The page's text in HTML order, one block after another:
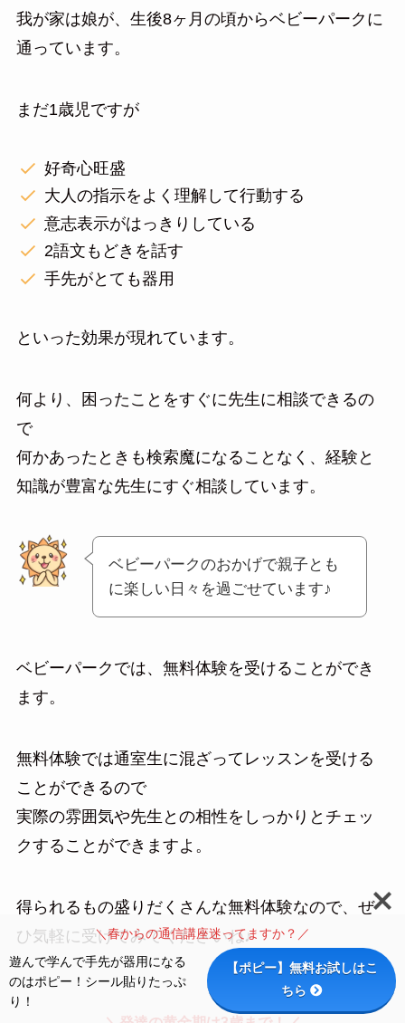
我が家は娘が、生後8ヶ月の頃からベビーパークに
通っています。
まだ1歳児ですが
好奇心旺盛
大人の指示をよく理解して行動する
意志表示がはっきりしている
2語文もどきを話す
手先がとても器用
といった効果が現れています。
何より、困ったことをすぐに先生に相談できるの
で
何かあったときも検索魔になることなく、経験と
知識が豊富な先生にすぐ相談しています。
ベビーパークのおかげで親子とも
に楽しい日々を過ごせています♪
ベビーパークでは、無料体験を受けることができ
ます。
無料体験では通室生に混ざってレッスンを受ける
ことができるので
実際の雰囲気や先生との相性をしっかりとチェッ
クすることができますよ。
得られるもの盛りだくさんな無料体験なので、ぜ
ひ気軽に受けてみてくださいね♪
＼春からの通信講座迷ってますか？／
遊んで学んで手先が器用になる
のはポピー！シール貼りたっぷ
り！
【ポピー】無料お試しはこ
ちら